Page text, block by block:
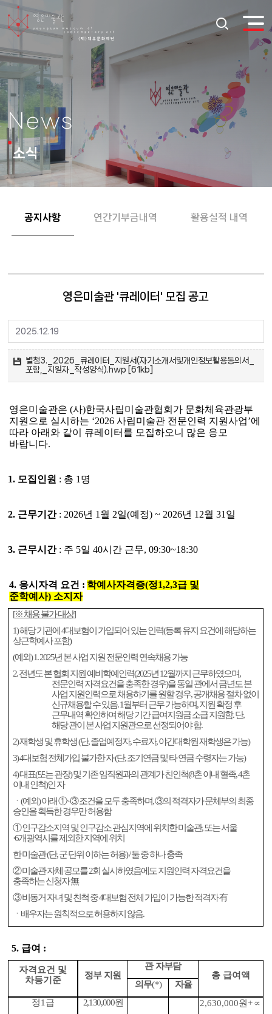
News
소식
공지사항 연간기부금내역 활용실적 내역
영은미술관 '큐레이터' 모집 공고
2025.12.19
별첨3._2026_큐레이터_지원서(자기소개서및개인정보활용동의서_
포함,_지원자_작성양식).hwp [61kb]
영은미술관은(사)한국사립미술관협회가 문화체육관광부
지원으로 실시하는 ‘2026사립미술관 전문인력 지원사업’에
따라 아래와 같이 큐레이터를 모집하오니 많은 응모
바랍니다.
1. 모집인원 : 총 1 명
2. 근무기간 : 2026년 1 월 2일(예정) ~ 2026년 12월31 일
3. 근무시간 : 주 5일40시간 근무, 09:30~18:30
4. 응시자격 요건 : 학예사자격증(정1,2,3급 및
준학예사) 소지자
[※채용 불가 대상]
1)해당 기관에4대보험이 가입되어 있는 인력(등록 유지 요건에 해당하는
상근학예사 포함)
(예외) 1. 2025년 본 사업 지원 전문인력 연속채용 가능
2.전년도 본 협회 지원 예비학예인력(2025년 12월까지 근무하였으며,
전문인력 자격요건을 충족한 경우)을 동일 관에서 금년도 본
사업 지원인력으로 채용하기를 원할 경우,공개채용 절차 없이
신규채용할 수 있음. 1월부터 근무 가능하며,지원 확정 후
근무내역 확인하여 해당 기간 급여지원금 소급 지원함.단,
해당 관이 본 사업 지원관으로 선정되어야 함.
2)재학생 및 휴학생(단,졸업예정자,수료자,야간대학원 재학생은 가능)
3) 4대보험 전체가입 불가한 자(단,조기연금 및 타 연금 수령자는 가능)
4)대표(또는 관장)및 기존 임직원과의 관계가 친인척(8촌 이내 혈족, 4촌
이내 인척)인 자
ㆍ(예외)아래①~③조건을 모두 충족하며,③의 적격자가 문체부의 최종
승인을 획득한 경우만 허용함
①인구감소지역 및 인구감소 관심지역에 위치한 미술관,또는 서울
·6개광역시를 제외한 지역에 위치
한 미술관(단,군 단위 이하는 허용) /둘 중 하나 충족
②미술관 자체 공모를2회 실시하였음에도 지원인력 자격요건을
충족하는 신청자無
③비동거 자녀 및 친척 중4대보험 전체 가입이 가능한 적격자有
ㆍ배우자는 원칙적으로 허용하지 않음.
5. 급여 :
자격요건 및
차등기준
정부 지원
관 자부담
총 급여액
의무(*)
자율
정1 급 2,130,000원 2,630,000원+∝